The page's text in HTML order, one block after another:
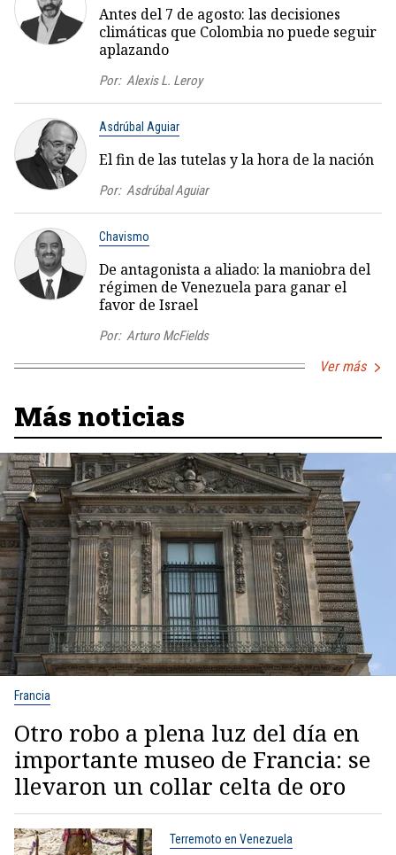
Antes del 7 de agosto: las decisiones
climáticas que Colombia no puede seguir
aplazando
Por: Alexis L. Leroy
Asdrúbal Aguiar
El fin de las tutelas y la hora de la nación
Por: Asdrúbal Aguiar
Chavismo
De antagonista a aliado: la maniobra del
régimen de Venezuela para ganar el
favor de Israel
Por: Arturo McFields
Ver más
Más noticias
Francia
Otro robo a plena luz del día en
importante museo de Francia: se
llevaron un collar celta de oro
Terremoto en Venezuela